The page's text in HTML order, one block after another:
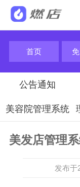
首页
公告通知
美容院管理系统
美发店管理
发布